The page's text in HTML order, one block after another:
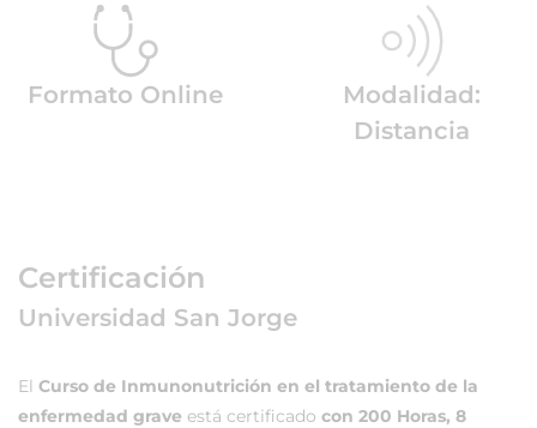
Formato Online
Modalidad:
Distancia
Certificación
Universidad San Jorge
El Curso de Inmunonutrición en el tratamiento de la
enfermedad grave está certificado con 200 Horas, 8